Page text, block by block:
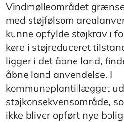
Vindmølleområdet
med støjfølsom
kunne opfylde støjkrav i
køre i støjreduceret
ligger i det åbne land,
åbne land anvendelse. I
kommuneplantillægget
støjkonsekvensområde,
ikke bliver opført nye